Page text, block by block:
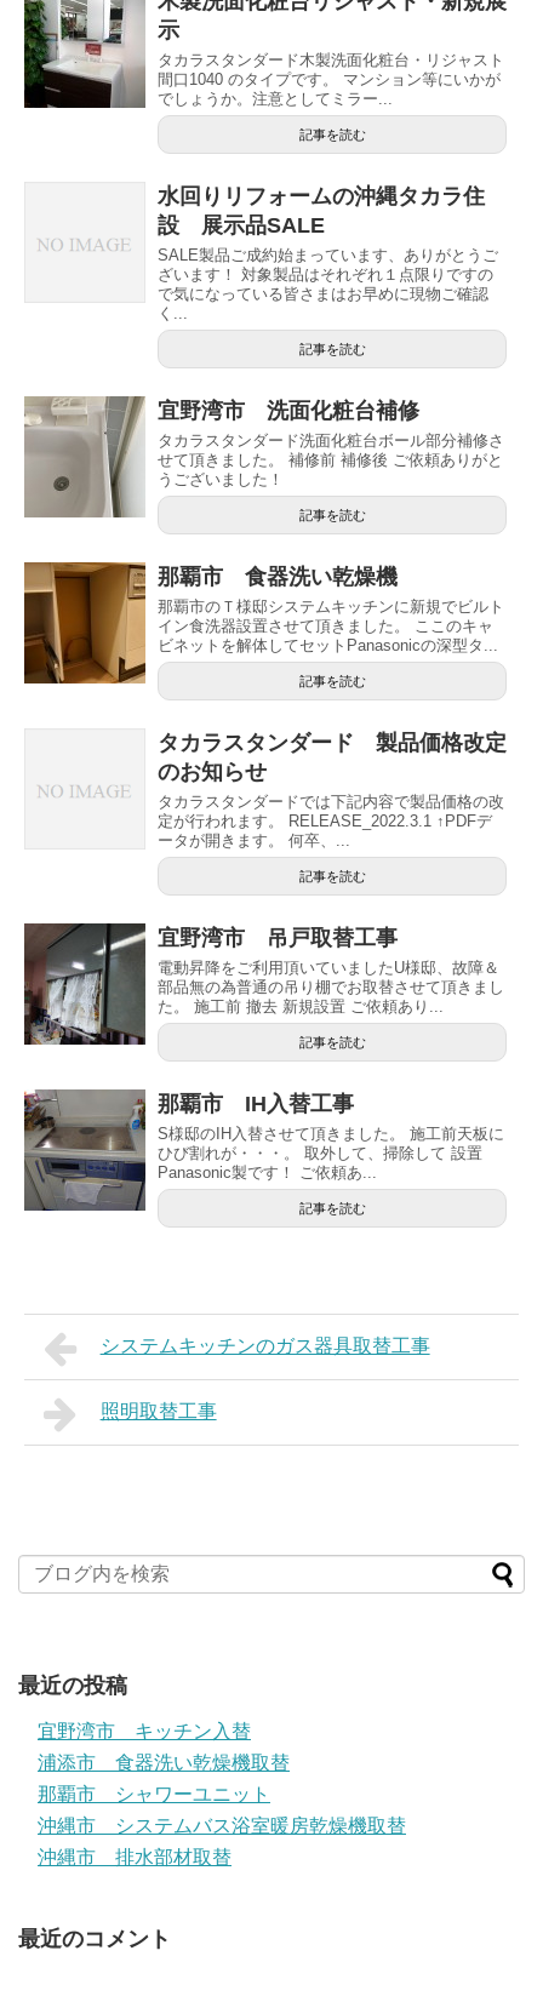
示
タカラスタンダード木製洗面化粧台・リジャスト
間口1040 のタイプです。 マンション等にいかが
でしょうか。注意としてミラー...
記事を読む
水回りリフォームの沖縄タカラ住
設 展示品SALE
SALE製品ご成約始まっています、ありがとうご
ざいます！ 対象製品はそれぞれ１点限りですの
で気になっている皆さまはお早めに現物ご確認
く...
記事を読む
宜野湾市 洗面化粧台補修
タカラスタンダード洗面化粧台ボール部分補修さ
せて頂きました。 補修前 補修後 ご依頼ありがと
うございました！
記事を読む
那覇市 食器洗い乾燥機
那覇市のＴ様邸システムキッチンに新規でビルト
イン食洗器設置させて頂きました。 ここのキャ
ビネットを解体してセットPanasonicの深型タ...
記事を読む
タカラスタンダード 製品価格改定
のお知らせ
タカラスタンダードでは下記内容で製品価格の改
定が行われます。 RELEASE_2022.3.1 ↑PDFデ
ータが開きます。 何卒、...
記事を読む
宜野湾市 吊戸取替工事
電動昇降をご利用頂いていましたU様邸、故障＆
部品無の為普通の吊り棚でお取替させて頂きまし
た。 施工前 撤去 新規設置 ご依頼あり...
記事を読む
那覇市 IH入替工事
S様邸のIH入替させて頂きました。 施工前天板に
ひび割れが・・・。 取外して、掃除して 設置
Panasonic製です！ ご依頼あ...
記事を読む
システムキッチンのガス器具取替工事
照明取替工事
最近の投稿
宜野湾市 キッチン入替
浦添市 食器洗い乾燥機取替
那覇市 シャワーユニット
沖縄市 システムバス浴室暖房乾燥機取替
沖縄市 排水部材取替
最近のコメント